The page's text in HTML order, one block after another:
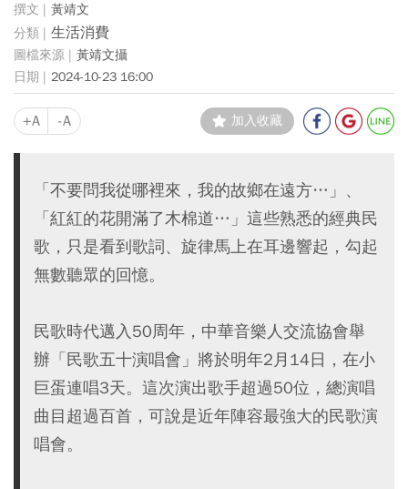
黃靖文
生活消費
黃靖文攝
2024-10-23 16:00
+A -A 加入收藏
「不要問我從哪裡來，我的故鄉在遠方…」、
「紅紅的花開滿了木棉道…」這些熟悉的經典民
歌，只是看到歌詞、旋律馬上在耳邊響起，勾起
無數聽眾的回憶。
民歌時代邁入50周年，中華音樂人交流協會舉
辦「民歌五十演唱會」將於明年2月14日，在小
巨蛋連唱3天。這次演出歌手超過50位，總演唱
曲目超過百首，可說是近年陣容最強大的民歌演
唱會。